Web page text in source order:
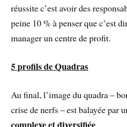
réussite c’est avoir des
peine 10 % à penser que c’est
manager un centre de profit.
5 profils de Quadras
Au final, l’image du quadra –
crise de nerfs – est balayée par
.